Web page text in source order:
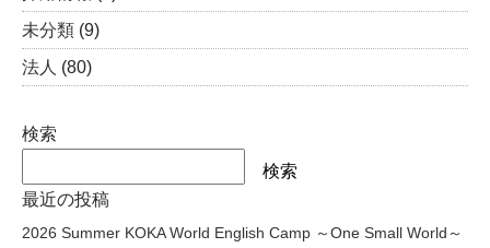
未分類 (9)
法人 (80)
検索
検索
最近の投稿
2026 Summer KOKA World English Camp ～One Small World～